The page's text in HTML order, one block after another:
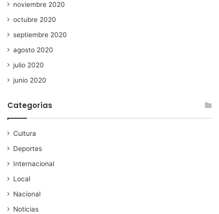
noviembre 2020
octubre 2020
septiembre 2020
agosto 2020
julio 2020
junio 2020
Categorías
Cultura
Deportes
Internacional
Local
Nacional
Noticias